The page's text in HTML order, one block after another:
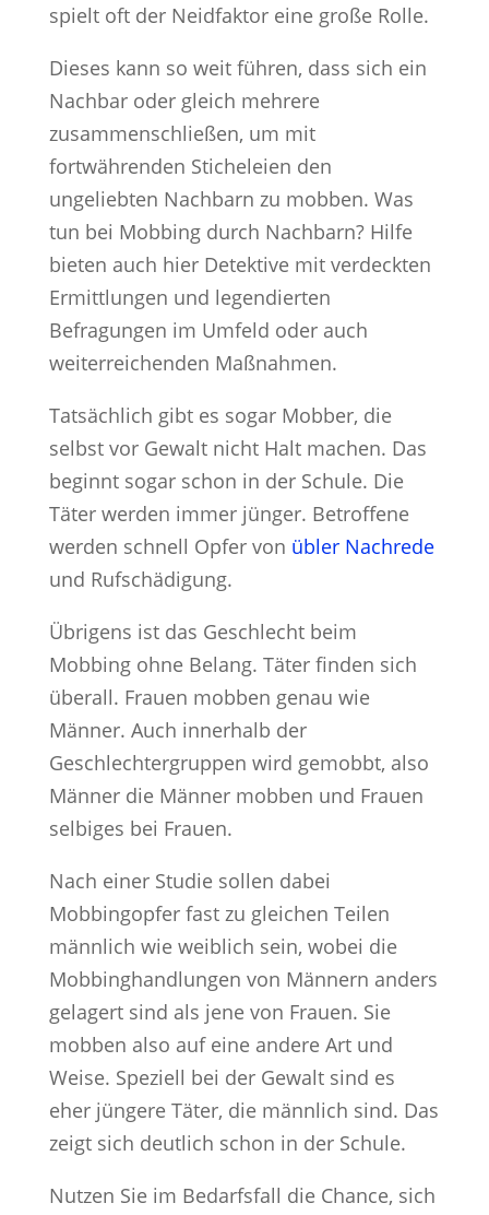
spielt oft der Neidfaktor eine große Rolle.
Dieses kann so weit führen, dass sich ein
Nachbar oder gleich mehrere
zusammenschließen, um mit
fortwährenden Sticheleien den
ungeliebten Nachbarn zu mobben. Was
tun bei Mobbing durch Nachbarn? Hilfe
bieten auch hier Detektive mit verdeckten
Ermittlungen und legendierten
Befragungen im Umfeld oder auch
weiterreichenden Maßnahmen.
Tatsächlich gibt es sogar Mobber, die
selbst vor Gewalt nicht Halt machen. Das
beginnt sogar schon in der Schule. Die
Täter werden immer jünger. Betroffene
werden schnell Opfer von übler Nachrede
und Rufschädigung.
Übrigens ist das Geschlecht beim
Mobbing ohne Belang. Täter finden sich
überall. Frauen mobben genau wie
Männer. Auch innerhalb der
Geschlechtergruppen wird gemobbt, also
Männer die Männer mobben und Frauen
selbiges bei Frauen.
Nach einer Studie sollen dabei
Mobbingopfer fast zu gleichen Teilen
männlich wie weiblich sein, wobei die
Mobbinghandlungen von Männern anders
gelagert sind als jene von Frauen. Sie
mobben also auf eine andere Art und
Weise. Speziell bei der Gewalt sind es
eher jüngere Täter, die männlich sind. Das
zeigt sich deutlich schon in der Schule.
Nutzen Sie im Bedarfsfall die Chance, sich